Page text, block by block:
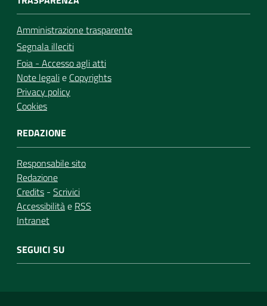
Amministrazione trasparente
Segnala illeciti
Foia - Accesso agli atti
Note legalie Copyrights
Privacy policy
Cookies
REDAZIONE
Responsabile sito
Redazione
Credits - Scrivici
Accessibilitàe RSS
Intranet
SEGUICI SU